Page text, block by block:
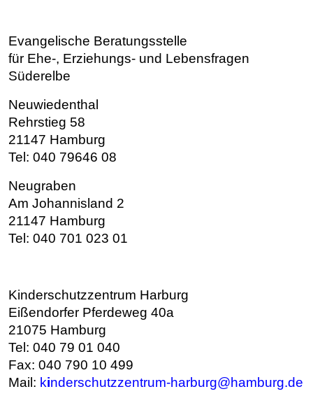
Evangelische Beratungsstelle
für Ehe-, Erziehungs- und Lebensfragen
Süderelbe
Neuwiedenthal
Rehrstieg 58
21147 Hamburg
Tel: 040 79646 08
Neugraben
Am Johannisland 2
21147 Hamburg
Tel: 040 701 023 01
Kinderschutzzentrum Harburg
Eißendorfer Pferdeweg 40a
21075 Hamburg
Tel: 040 79 01 040
Fax: 040 790 10 499
Mail: kinderschutzzentrum-harburg@hamburg.de